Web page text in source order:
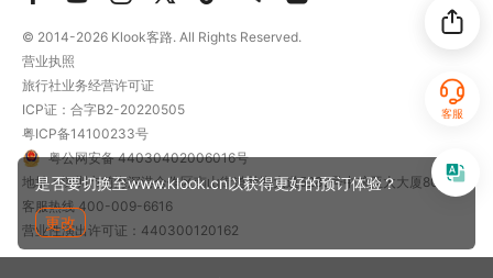
是否要切换至www.klook.cn以获得更好的预订体验？
更改
客服
© 2014-2026 Klook客路. All Rights Reserved.
营业执照
旅行社业务经营许可证
ICP证：合字B2-20220505
粤ICP备14100233号
粤公网安备 44030402006016号
地址：深圳市前海深港合作区南山街道梦海大道5289号中粮亚太大厦801
客服热线 400-009-6616
营业性演出许可证：440300120162